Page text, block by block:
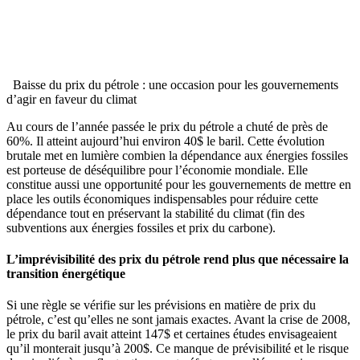
Baisse du prix du pétrole : une occasion pour les gouvernements
d’agir en faveur du climat
Au cours de l’année passée le prix du pétrole a chuté de près de
60%. Il atteint aujourd’hui environ 40$ le baril. Cette évolution
brutale met en lumière combien la dépendance aux énergies fossiles
est porteuse de déséquilibre pour l’économie mondiale. Elle
constitue aussi une opportunité pour les gouvernements de mettre en
place les outils économiques indispensables pour réduire cette
dépendance tout en préservant la stabilité du climat (fin des
subventions aux énergies fossiles et prix du carbone).
L’imprévisibilité des prix du pétrole rend plus que nécessaire la
transition énergétique
Si une règle se vérifie sur les prévisions en matière de prix du
pétrole, c’est qu’elles ne sont jamais exactes. Avant la crise de 2008,
le prix du baril avait atteint 147$ et certaines études envisageaient
qu’il monterait jusqu’à 200$. Ce manque de prévisibilité et le risque